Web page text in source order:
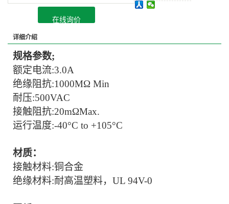
在线询价
详细介绍
规格参数;
额定电流:3.0A
绝缘阻抗:1000MΩ Min
耐压:500VAC
接触阻抗:20mΩMax.
运行温度:-40°C to +105°C
材质：
接触材料:铜合金
绝缘材料:耐高温塑料，UL 94V-0